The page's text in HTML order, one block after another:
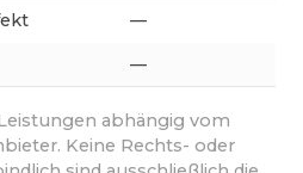
—
—
abhängig vom
Keine Rechts- oder